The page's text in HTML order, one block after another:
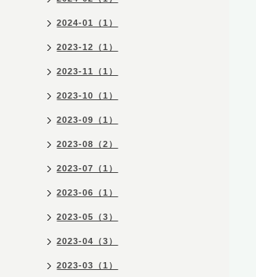
2024-01（1）
2023-12（1）
2023-11（1）
2023-10（1）
2023-09（1）
2023-08（2）
2023-07（1）
2023-06（1）
2023-05（3）
2023-04（3）
2023-03（1）